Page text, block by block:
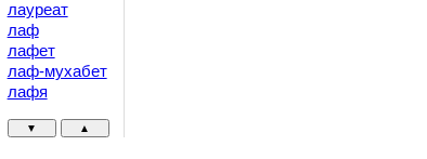
лауреат
лаф
лафет
лаф-мухабет
лафя
▼ ▲